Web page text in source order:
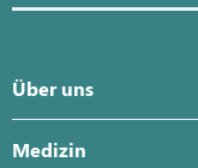
Über uns
Krankenhausleitung
Medizin